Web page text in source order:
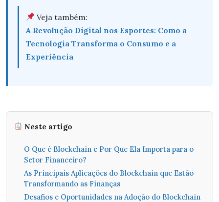
Veja também:
A Revolução Digital nos Esportes: Como a
Tecnologia Transforma o Consumo e a
Experiência
Neste artigo
O Que é Blockchain e Por Que Ela Importa para o
Setor Financeiro?
As Principais Aplicações do Blockchain que Estão
Transformando as Finanças
Desafios e Oportunidades na Adoção do Blockchain